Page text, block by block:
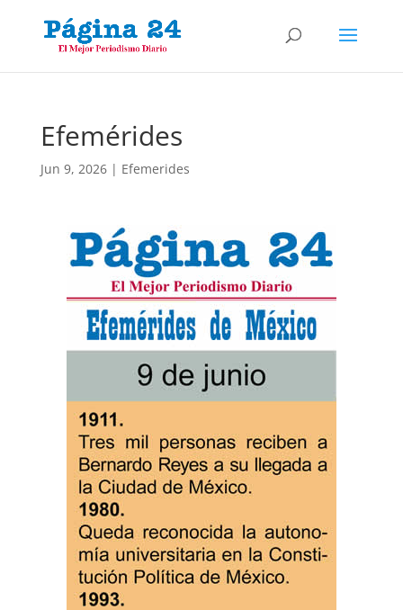
Efemérides
Jun 9, 2026| Efemerides